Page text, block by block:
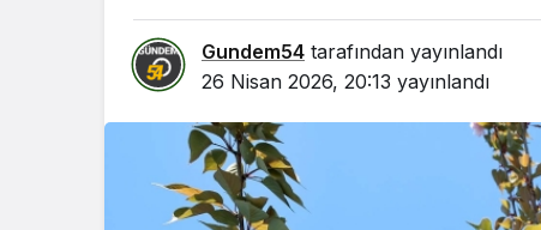
Gundem54 tarafından yayınlandı
26 Nisan 2026, 20:13 yayınlandı